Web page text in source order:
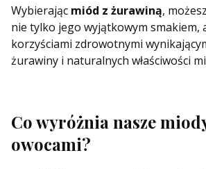
Wybierając miód z żurawiną,
nie tylko jego wyjątkowym smakiem,
korzyściami zdrowotnymi
żurawiny i naturalnych właściwości
Co wyróżnia nasze
owocami?